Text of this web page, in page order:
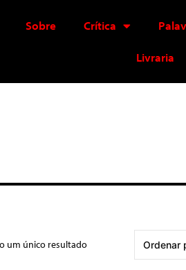
Sobre Crítica
Livraria
um único resultado